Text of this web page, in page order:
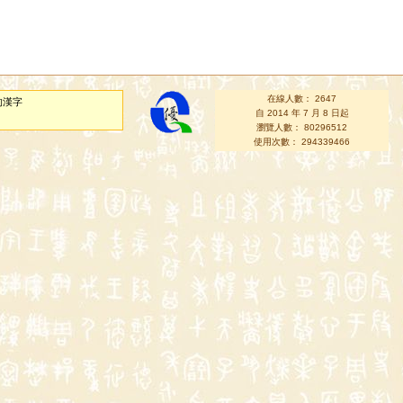
漢字
在線人數： 2647
自 2014 年 7 月 8 日起
瀏覽人數： 80296512
使用次數： 294339466